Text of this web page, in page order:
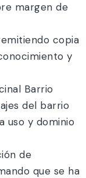
margen de
copia
y
Barrio
del barrio
uso y dominio
de
que se ha